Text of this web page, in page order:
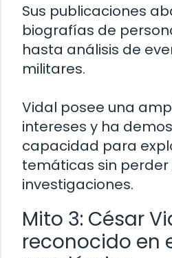
Sus publicaciones
biografías de
hasta análisis de
militares.
Vidal posee una
intereses y ha
capacidad para
temáticas sin perder
investigaciones.
Mito 3: César
reconocido en